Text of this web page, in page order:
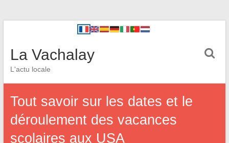
La Vachalay
L'actu locale
Tout savoir sur les dates et le
déroulement des vacances
scolaires aux USA